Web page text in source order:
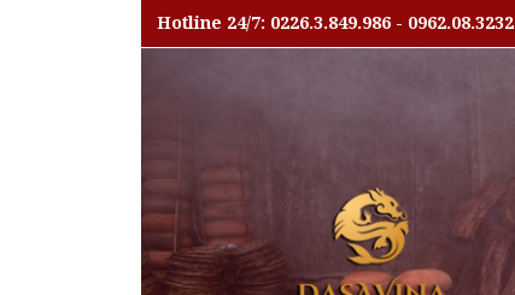
Hotline 24/7: 0226.3.849.986 - 0962.08.3232